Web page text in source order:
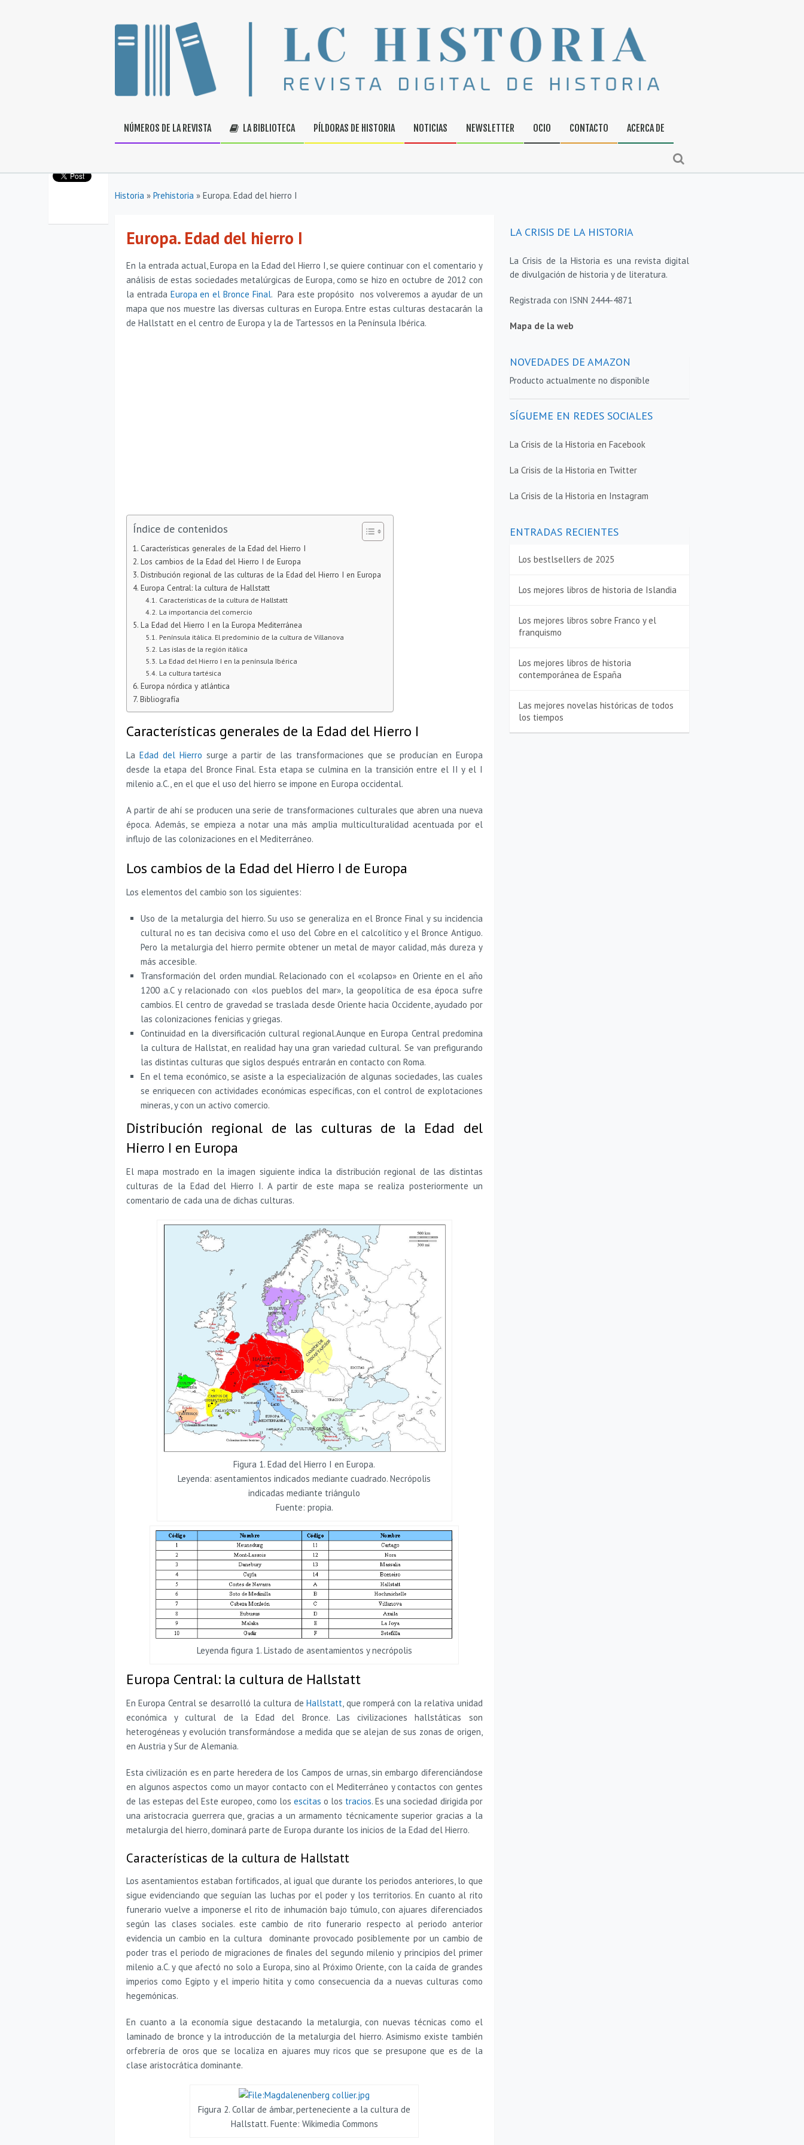
NÚMEROS DE LA REVISTA LA BIBLIOTECA PÍLDORAS DE HISTORIA NOTICIAS NEWSLETTER OCIO CONTACTO ACERCA DE
Historia » Prehistoria » Europa. Edad del hierro I
Europa. Edad del hierro I
En la entrada actual, Europa en la Edad del Hierro I, se quiere continuar con el comentario y
análisis de estas sociedades metalúrgicas de Europa, como se hizo en octubre de 2012 con
la entrada Europa en el Bronce Final. Para este propósito nos volveremos a ayudar de un
mapa que nos muestre las diversas culturas en Europa. Entre estas culturas destacarán la
de Hallstatt en el centro de Europa y la de Tartessos en la Península Ibérica.
Índice de contenidos
Características generales de la Edad del Hierro I
Los cambios de la Edad del Hierro I de Europa
Distribución regional de las culturas de la Edad del Hierro I en Europa
Europa Central: la cultura de Hallstatt
Características de la cultura de Hallstatt
La importancia del comercio
La Edad del Hierro I en la Europa Mediterránea
Península itálica. El predominio de la cultura de Villanova
Las islas de la región itálica
La Edad del Hierro I en la península Ibérica
La cultura tartésica
Europa nórdica y atlántica
Bibliografía
Características generales de la Edad del Hierro I
La Edad del Hierro surge a partir de las transformaciones que se producían en Europa
desde la etapa del Bronce Final. Esta etapa se culmina en la transición entre el II y el I
milenio a.C., en el que el uso del hierro se impone en Europa occidental.
A partir de ahí se producen una serie de transformaciones culturales que abren una nueva
época. Además, se empieza a notar una más amplia multiculturalidad acentuada por el
influjo de las colonizaciones en el Mediterráneo.
Los cambios de la Edad del Hierro I de Europa
Los elementos del cambio son los siguientes:
Uso de la metalurgia del hierro. Su uso se generaliza en el Bronce Final y su incidencia
cultural no es tan decisiva como el uso del Cobre en el calcolítico y el Bronce Antiguo.
Pero la metalurgia del hierro permite obtener un metal de mayor calidad, más dureza y
más accesible.
Transformación del orden mundial. Relacionado con el «colapso» en Oriente en el año
1200 a.C y relacionado con «los pueblos del mar», la geopolítica de esa época sufre
cambios. El centro de gravedad se traslada desde Oriente hacia Occidente, ayudado por
las colonizaciones fenicias y griegas.
Continuidad en la diversificación cultural regional.Aunque en Europa Central predomina
la cultura de Hallstat, en realidad hay una gran variedad cultural. Se van prefigurando
las distintas culturas que siglos después entrarán en contacto con Roma.
En el tema económico, se asiste a la especialización de algunas sociedades, las cuales
se enriquecen con actividades económicas específicas, con el control de explotaciones
mineras, y con un activo comercio.
Distribución regional de las culturas de la Edad del
Hierro I en Europa
El mapa mostrado en la imagen siguiente indica la distribución regional de las distintas
culturas de la Edad del Hierro I. A partir de este mapa se realiza posteriormente un
comentario de cada una de dichas culturas.
Figura 1. Edad del Hierro I en Europa.
Leyenda: asentamientos indicados mediante cuadrado. Necrópolis
indicadas mediante triángulo
Fuente: propia.
Leyenda figura 1. Listado de asentamientos y necrópolis
Europa Central: la cultura de Hallstatt
En Europa Central se desarrolló la cultura deHallstatt , que romperá con la relativa unidad
económica y cultural de la Edad del Bronce. Las civilizaciones hallstáticas son
heterogéneas y evolución transformándose a medida que se alejan de sus zonas de origen,
en Austria y Sur de Alemania.
Esta civilización es en parte heredera de los Campos de urnas, sin embargo diferenciándose
en algunos aspectos como un mayor contacto con el Mediterráneo y contactos con gentes
de las estepas del Este europeo, como los escitas o los tracios. Es una sociedad dirigida por
una aristocracia guerrera que, gracias a un armamento técnicamente superior gracias a la
metalurgia del hierro, dominará parte de Europa durante los inicios de la Edad del Hierro.
Características de la cultura de Hallstatt
Los asentamientos estaban fortificados, al igual que durante los periodos anteriores, lo que
sigue evidenciando que seguían las luchas por el poder y los territorios. En cuanto al rito
funerario vuelve a imponerse el rito de inhumación bajo túmulo, con ajuares diferenciados
según las clases sociales. este cambio de rito funerario respecto al periodo anterior
evidencia un cambio en la cultura dominante provocado posiblemente por un cambio de
poder tras el periodo de migraciones de finales del segundo milenio y principios del primer
milenio a.C. y que afectó no solo a Europa, sino al Próximo Oriente, con la caída de grandes
imperios como Egipto y el imperio hitita y como consecuencia da a nuevas culturas como
hegemónicas.
En cuanto a la economía sigue destacando la metalurgia, con nuevas técnicas como el
laminado de bronce y la introducción de la metalurgia del hierro. Asimismo existe también
orfebrería de oros que se localiza en ajuares muy ricos que se presupone que es de la
clase aristocrática dominante.
Figura 2. Collar de ámbar, perteneciente a la cultura de
Hallstatt. Fuente: Wikimedia Commons
LA CRISIS DE LA HISTORIA
La Crisis de la Historia es una revista digital
de divulgación de historia y de literatura.
Registrada con ISNN 2444-4871
Mapa de la web
NOVEDADES DE AMAZON
Producto actualmente no disponible
SÍGUEME EN REDES SOCIALES
La Crisis de la Historia en Facebook
La Crisis de la Historia en Twitter
La Crisis de la Historia en Instagram
ENTRADAS RECIENTES
Los bestlsellers de 2025
Los mejores libros de historia de Islandia
Los mejores libros sobre Franco y el
franquismo
Los mejores libros de historia
contemporánea de España
Las mejores novelas históricas de todos
los tiempos